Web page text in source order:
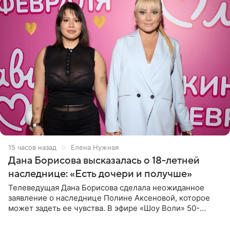
15 часов назад Елена Нужная
Дана Борисова высказалась о 18-летней
наследнице: «Есть дочери и получше»
Телеведущая Дана Борисова сделала неожиданное
заявление о наследнице Полине Аксеновой, которое
может задеть ее чувства. В эфире «Шоу Воли» 50-